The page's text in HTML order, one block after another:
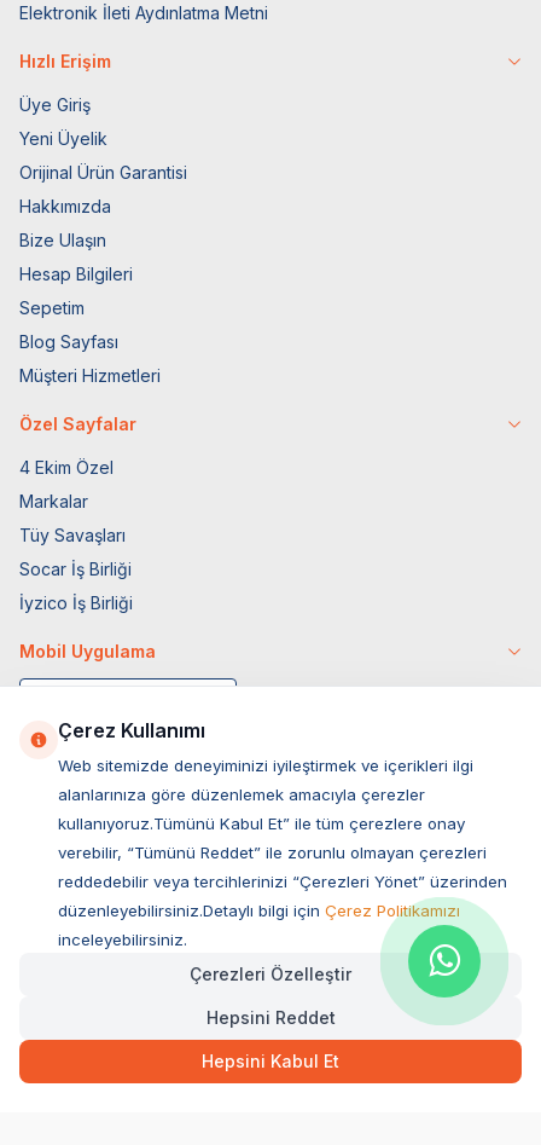
79,00 Hızlı Teslimat
SEPETE EKLE
Elektronik İleti Aydınlatma Metni
Hızlı Erişim
Üye Giriş
Yeni Üyelik
Orijinal Ürün Garantisi
Hakkımızda
Bize Ulaşın
Hesap Bilgileri
Sepetim
Blog Sayfası
Müşteri Hizmetleri
Özel Sayfalar
4 Ekim Özel
Markalar
Tüy Savaşları
Socar İş Birliği
İyzico İş Birliği
Mobil Uygulama
Müşteri Hizmetleri
Sıkça Sorulan Sorular
Ovacık Mah. Hacıoğlu Sok. No:13 Başiskele / KOCAELİ
Müşteri Destek Hattı
Çerez Kullanımı
Web sitemizde deneyiminizi iyileştirmek ve içerikleri ilgi
alanlarınıza göre düzenlemek amacıyla çerezler
kullanıyoruz.Tümünü Kabul Et” ile tüm çerezlere onay
verebilir, “Tümünü Reddet” ile zorunlu olmayan çerezleri
reddedebilir veya tercihlerinizi “Çerezleri Yönet” üzerinden
düzenleyebilirsiniz.Detaylı bilgi için Çerez Politikamızı
inceleyebilirsiniz.
Çerezleri Özelleştir
Hepsini Reddet
Hepsini Kabul Et